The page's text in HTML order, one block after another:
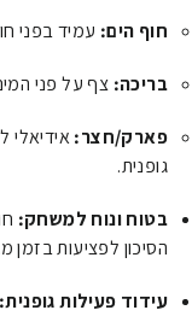
חוף הים: עמיד בפני
בריכה: צף על פני
פארק/חצר:אידיאלי
גופנית.
בטוח ונוח למשחק:
הסיכון לפציעות בזמן
עידוד פעילות גופנית: